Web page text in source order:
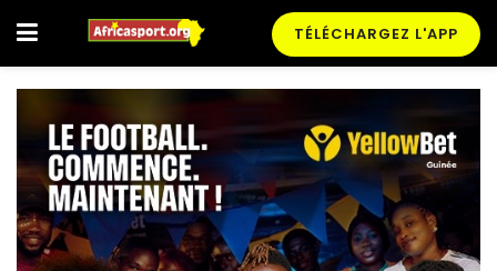
TÉLÉCHARGEZ L'APP